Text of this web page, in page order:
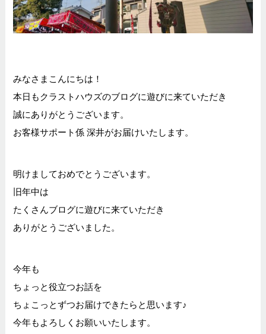
みなさまこんにちは！
本日もクラストハウズのブログに遊びに来ていただき
誠にありがとうございます。
お客様サポート係 深井がお届けいたします。
明けましておめでとうございます。
旧年中は
たくさんブログに遊びに来ていただき
ありがとうございました。
今年も
ちょっと役立つお話を
ちょこっとずつお届けできたらと思います♪
今年もよろしくお願いいたします。